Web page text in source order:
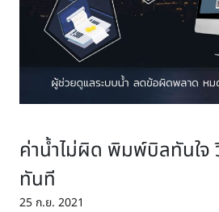
ค่าน้ำไม่ผิด พิมพ์บิลทันใจ
ทันที
25 ก.ย. 2021